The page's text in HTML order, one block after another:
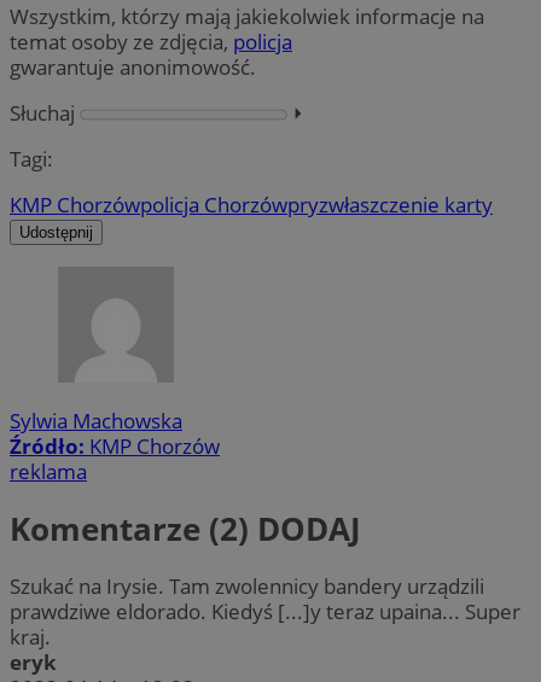
Wszystkim, którzy mają jakiekolwiek informacje na
temat osoby ze zdjęcia, policja
gwarantuje anonimowość.
Słuchaj
⏵︎
Tagi:
KMP Chorzówpolicja Chorzówpryzwłaszczenie karty
Udostępnij
Sylwia Machowska
Źródło: KMP Chorzów
reklama
Komentarze (2) DODAJ
Szukać na Irysie. Tam zwolennicy bandery urządzili
prawdziwe eldorado. Kiedyś [...]y teraz upaina... Super
kraj.
eryk